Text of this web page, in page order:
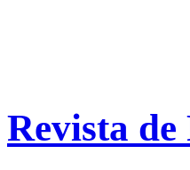
Revista de